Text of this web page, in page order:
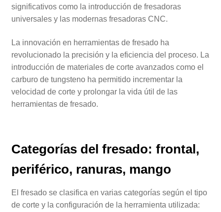
significativos como la introducción de fresadoras
universales y las modernas fresadoras CNC.
La innovación en herramientas de fresado ha
revolucionado la precisión y la eficiencia del proceso. La
introducción de materiales de corte avanzados como el
carburo de tungsteno ha permitido incrementar la
velocidad de corte y prolongar la vida útil de las
herramientas de fresado.
Categorías del fresado: frontal,
periférico, ranuras, mango
El fresado se clasifica en varias categorías según el tipo
de corte y la configuración de la herramienta utilizada: